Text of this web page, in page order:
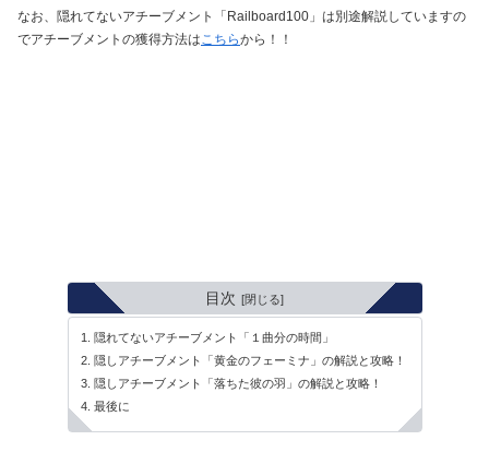
なお、隠れてないアチーブメント「Railboard100」は別途解説していますの
でアチーブメントの獲得方法はこちらから！！
目次
隠れてないアチーブメント「１曲分の時間」
隠しアチーブメント「黄金のフェーミナ」の解説と攻略！
隠しアチーブメント「落ちた彼の羽」の解説と攻略！
最後に